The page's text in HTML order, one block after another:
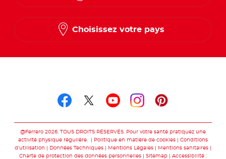
Choisissez votre pays
@Ferrero 2026. TOUS DROITS RÉSERVÉS. Pour votre santé pratiquez une
activité physique régulière.
Politique en matière de cookies
Conditions
d'utilisation
Données Techniques Mentions Légales
Mentions sanitaires
Charte de protection des données personnelles
Sitemap
Accessibilité :